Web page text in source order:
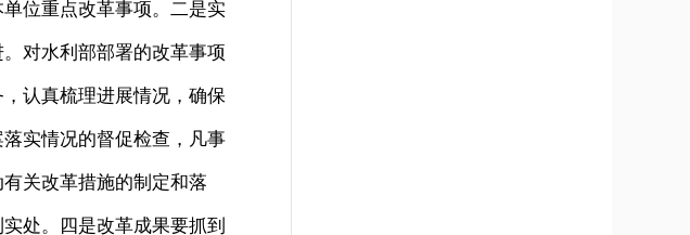
位重点改革事项。二是实
对水利部部署的改革事项
认真梳理进展情况，确保
实情况的督促检查，凡事
关改革措施的制定和落
处。四是改革成果要抓到